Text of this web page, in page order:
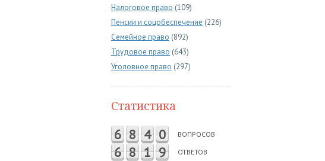
Налоговое право (109)
Пенсии и соцобеспечение (226)
Семейное право (892)
Трудовое право (643)
Уголовное право (297)
Статистика
6 8 4 0 ВОПРОСОВ
6 8 1 9 ОТВЕТОВ